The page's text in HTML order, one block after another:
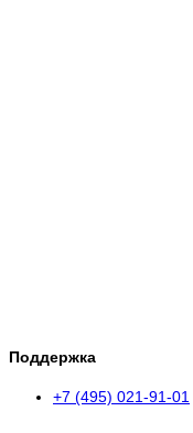
Поддержка
+7 (495) 021-91-01